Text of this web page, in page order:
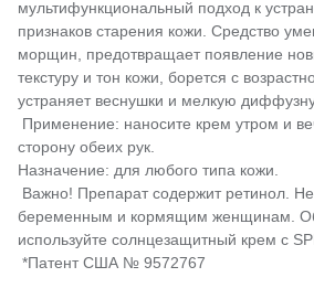
мультифункциональный подход к
признаков старения кожи. Средство
морщин, предотвращает появление
текстуру и тон кожи, борется с
устраняет веснушки и мелкую
Применение: наносите крем утром и
сторону обеих рук.
Назначение: для любого типа кожи.
Важно! Препарат содержит ретинол.
беременным и кормящим женщинам.
используйте солнцезащитный крем с
*Патент США № 9572767